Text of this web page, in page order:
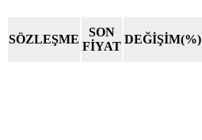
SÖZLEŞME
SON
FİYAT
DEĞİŞİM(%)